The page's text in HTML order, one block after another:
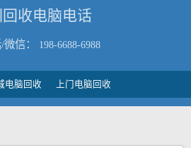
收电脑电话
信： 198-6688-6988
电脑回收 上门电脑回收